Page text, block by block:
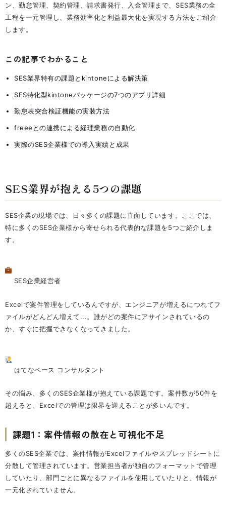
ン、勤怠管理、契約管理、請求書発行、入金管理まで、SES業務の全
工程を一元管理し、業務効率化と利益最大化を実現する方法をご紹介
します。
この記事でわかること
SES業界特有の課題とkintoneによる解決策
SES特化型kintoneパッケージの7つのアプリ詳細
勤怠表突合検証機能の実装方法
freeeとの連携による経理業務の自動化
実際のSES企業様での導入実績と成果
SES業界が抱える5つの課題
SES企業の現場では、日々多くの課題に直面しています。ここでは、
特に多くのSES企業様から寄せられる代表的な課題を5つご紹介しま
す。
SES企業経営者
Excelで案件管理をしているんですが、エンジニアが増えるにつれてフ
ァイルがどんどん増えて...。誰がどの案件にアサインされているの
か、すぐに把握できなくなってきました。
はてなベース コンサルタント
その悩み、多くのSES企業様が抱えている課題です。案件数が50件を
超えると、Excelでの管理は限界を迎えることが多いんです。
課題1：案件情報の散在と可視化不足
多くのSES企業では、案件情報がExcelファイルやスプレッドシートに
分散して管理されています。営業担当者が独自のフォーマットで管理
していたり、部門ごとに異なるファイルを使用していたりと、情報が
一元化されていません。